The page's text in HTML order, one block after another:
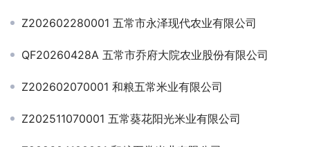
Z202602280001 五常市永泽现代农业有限公司
QF20260428A 五常市乔府大院农业股份有限公司
Z202602070001 和粮五常米业有限公司
Z202511070001 五常葵花阳光米业有限公司